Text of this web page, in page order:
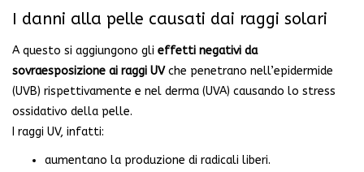
I danni alla pelle causati dai raggi solari
A questo si aggiungono gli effetti negativi da
sovraesposizione ai raggi UVche penetrano nell’epidermide
(UVB) rispettivamente e nel derma (UVA) causando lo stress
ossidativo della pelle.
I raggi UV, infatti:
aumentano la produzione di radicali liberi.